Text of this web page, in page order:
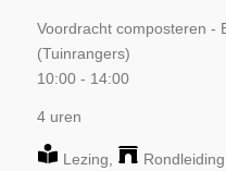
Voordracht composteren -
(Tuinrangers)
10:00- 14:00
4 uren
Lezing Rondleiding